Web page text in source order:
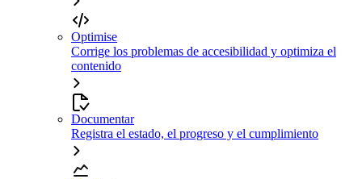
Optimise
Corrige los problemas de accesibilidad y optimiza el
contenido
Documentar
Registra el estado, el progreso y el cumplimiento